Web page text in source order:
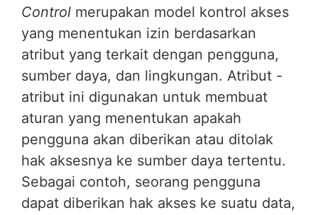
Control merupakan model kontrol akses
yang menentukan izin berdasarkan
atribut yang terkait dengan pengguna,
sumber daya, dan lingkungan. Atribut -
atribut ini digunakan untuk membuat
aturan yang menentukan apakah
pengguna akan diberikan atau ditolak
hak aksesnya ke sumber daya tertentu.
Sebagai contoh, seorang pengguna
dapat diberikan hak akses ke suatu data,